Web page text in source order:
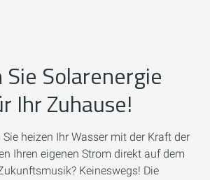
Solarenergie
Ihr Zuhause!
Sie heizen Ihr Wasser mit der Kraft der
Ihren eigenen Strom direkt auf dem
Keineswegs! Die